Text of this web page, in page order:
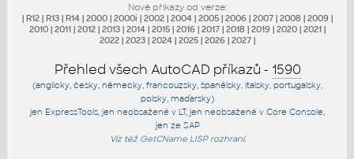
Nové příkazy od verze:
| R12 | R13 | R14 | 2000 | 2000i | 2002 | 2004 | 2005 | 2006 | 2007 | 2008 | 2009 |
2010 | 2011 | 2012 | 2013 | 2014 | 2015 | 2016 | 2017 | 2018 | 2019 | 2020 | 2021 |
2022 | 2023 | 2024 | 2025 | 2026 | 2027 |
Přehled všech AutoCAD příkazů - 1590
(anglicky, česky, německy, francouzsky, španělsky, italsky, portugalsky,
polsky, maďarsky)
jen ExpressTools , jen neobsažené v LT, jen neobsažené v Core Console
jen ze SAP
Viz též GetCNameLISP rozhraní.